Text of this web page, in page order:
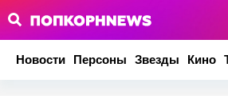
Новости Персоны Звезды Кино